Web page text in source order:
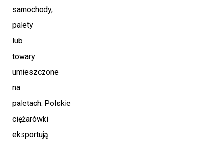
samochody,
palety
lub
towary
umieszczone
na
paletach. Polskie
ciężarówki
eksportują